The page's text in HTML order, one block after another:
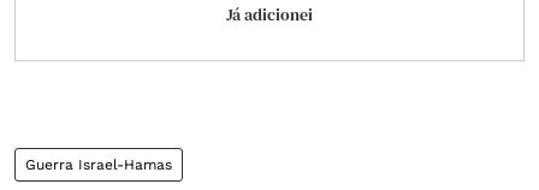
Já adicionei
Guerra Israel-Hamas